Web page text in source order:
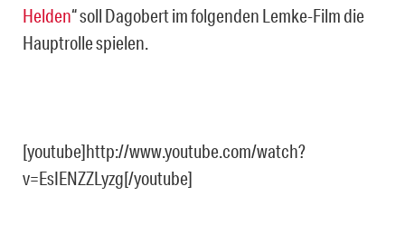
Helden“ soll Dagobert im folgenden Lemke-Film die
Hauptrolle spielen.
[youtube]http://www.youtube.com/watch?
v=EsIENZZLyzg[/youtube]